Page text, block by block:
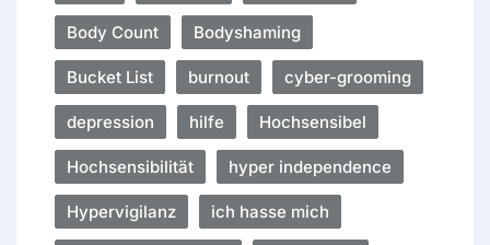
Body Count Bodyshaming
Bucket List burnout cyber-grooming
depression hilfe Hochsensibel
Hochsensibilität hyper independence
Hypervigilanz ich hasse mich